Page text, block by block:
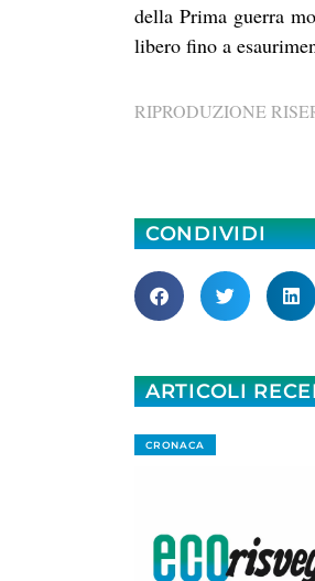
della Prima guerra
libero fino a
RIPRODUZIONE
CONDIVIDI
ARTICOLI
CRONACA